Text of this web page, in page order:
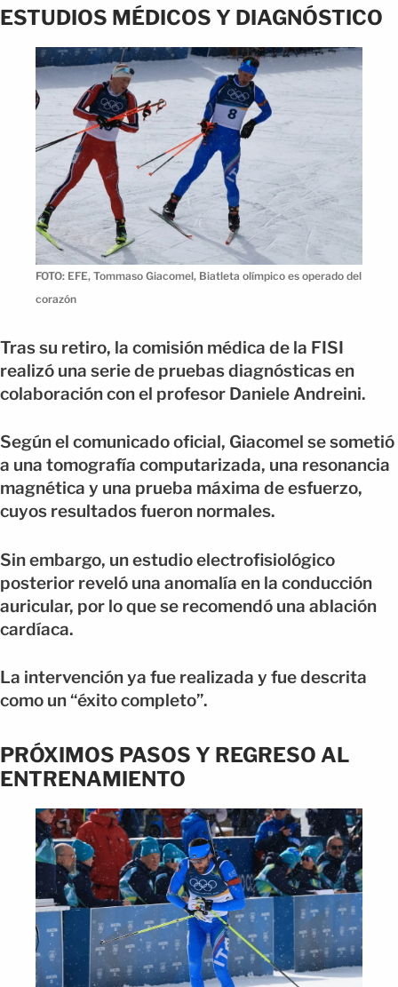
ESTUDIOS MÉDICOS Y DIAGNÓSTICO
FOTO: EFE, Tommaso Giacomel, Biatleta olímpico es operado del
corazón
Tras su retiro, la comisión médica de la FISI
realizó una serie de pruebas diagnósticas en
colaboración con el profesor Daniele Andreini.
Según el comunicado oficial, Giacomel se sometió
a una tomografía computarizada, una resonancia
magnética y una prueba máxima de esfuerzo,
cuyos resultados fueron normales.
Sin embargo, un estudio electrofisiológico
posterior reveló una anomalía en la conducción
auricular, por lo que se recomendó una ablación
cardíaca.
La intervención ya fue realizada y fue descrita
como un “éxito completo”.
PRÓXIMOS PASOS Y REGRESO AL
ENTRENAMIENTO